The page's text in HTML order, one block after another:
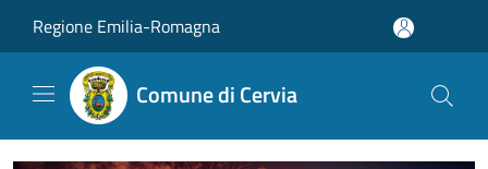
Regione Emilia-Romagna
Comune di Cervia